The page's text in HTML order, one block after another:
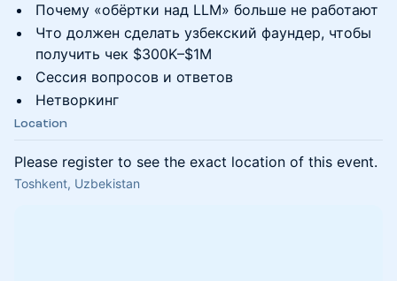
Почему «обёртки над LLM» больше не работают
Что должен сделать узбекский фаундер, чтобы
получить чек $300K–$1M
Сессия вопросов и ответов
Нетворкинг
Location
Please register to see the exact location of this event.
Тоshkent, Uzbekistan